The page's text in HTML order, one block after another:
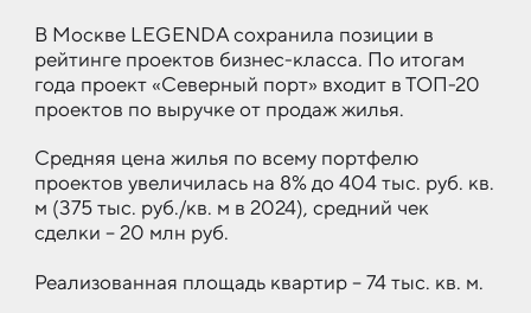
В Москве LEGENDA сохранила позиции в
рейтинге проектов бизнес-класса. По итогам
года проект «Северный порт» входит в ТОП-20
проектов по выручке от продаж жилья.
Средняя цена жилья по всему портфелю
проектов увеличилась на 8% до 404 тыс. руб. кв.
м (375 тыс. руб./кв. м в 2024), средний чек
сделки – 20 млн руб.
Реализованная площадь квартир – 74 тыс. кв. м.